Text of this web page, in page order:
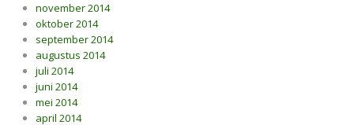
november 2014
oktober 2014
september 2014
augustus 2014
juli 2014
juni 2014
mei 2014
april 2014